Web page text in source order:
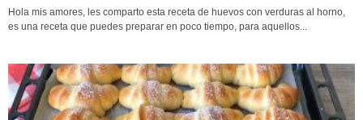
Hola mis amores, les comparto esta receta de huevos con verduras al horno,
es una receta que puedes preparar en poco tiempo, para aquellos...